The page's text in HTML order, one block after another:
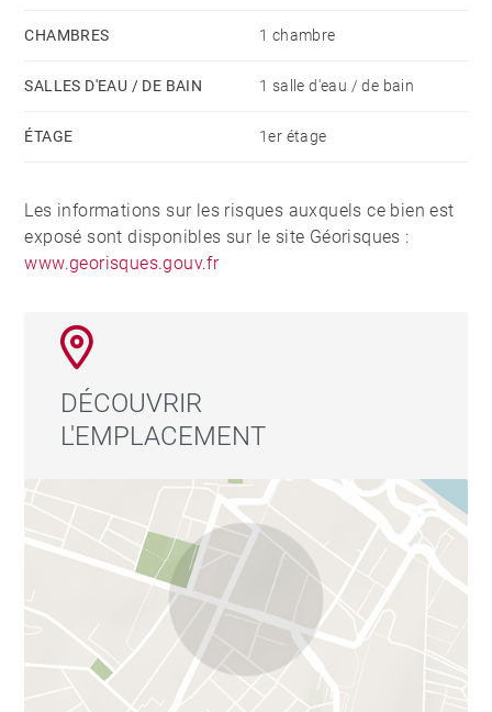
CHAMBRES 1 chambre
SALLES D'EAU / DE BAIN 1 salle d'eau / de bain
ÉTAGE 1er étage
Les informations sur les risques auxquels ce bien est
exposé sont disponibles sur le site Géorisques :
www.georisques.gouv.fr
DÉCOUVRIR
L'EMPLACEMENT